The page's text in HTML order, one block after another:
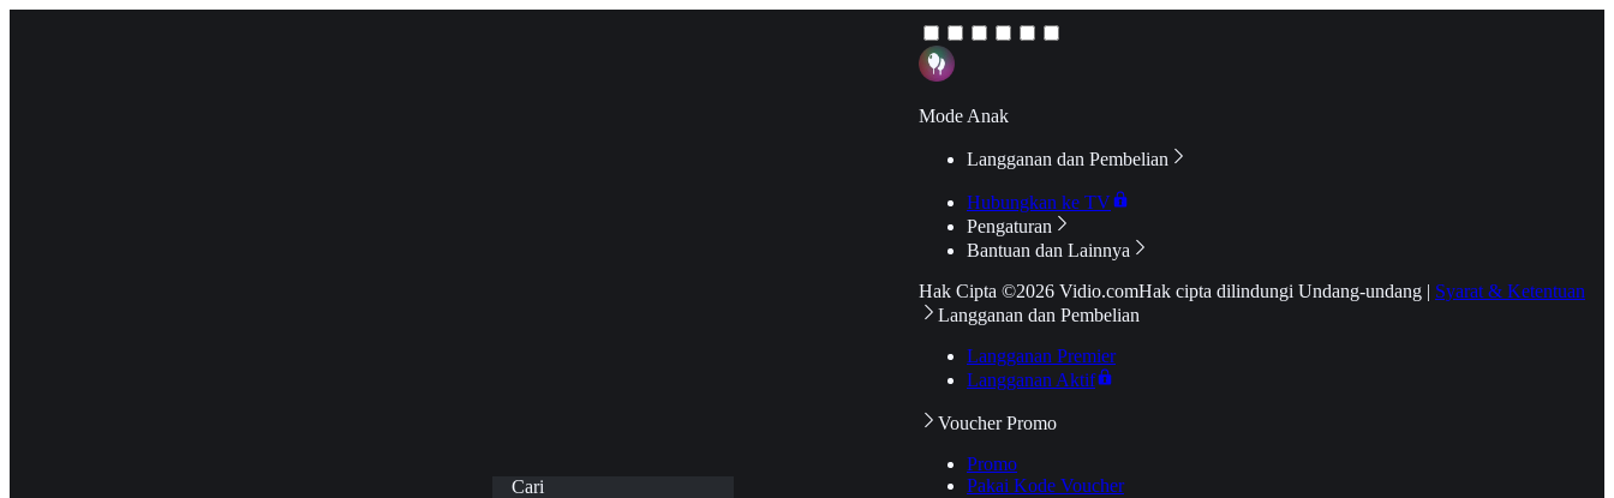
Cari
Mode Anak
Langganan dan Pembelian
Hubungkan ke TV
Pengaturan
Bantuan dan Lainnya
Hak Cipta ©2026 Vidio.comHak cipta dilindungi Undang-undang | Syarat & Ketentuan
Langganan dan Pembelian
Langganan Premier
Langganan Aktif
Voucher Promo
Promo
Pakai Kode Voucher